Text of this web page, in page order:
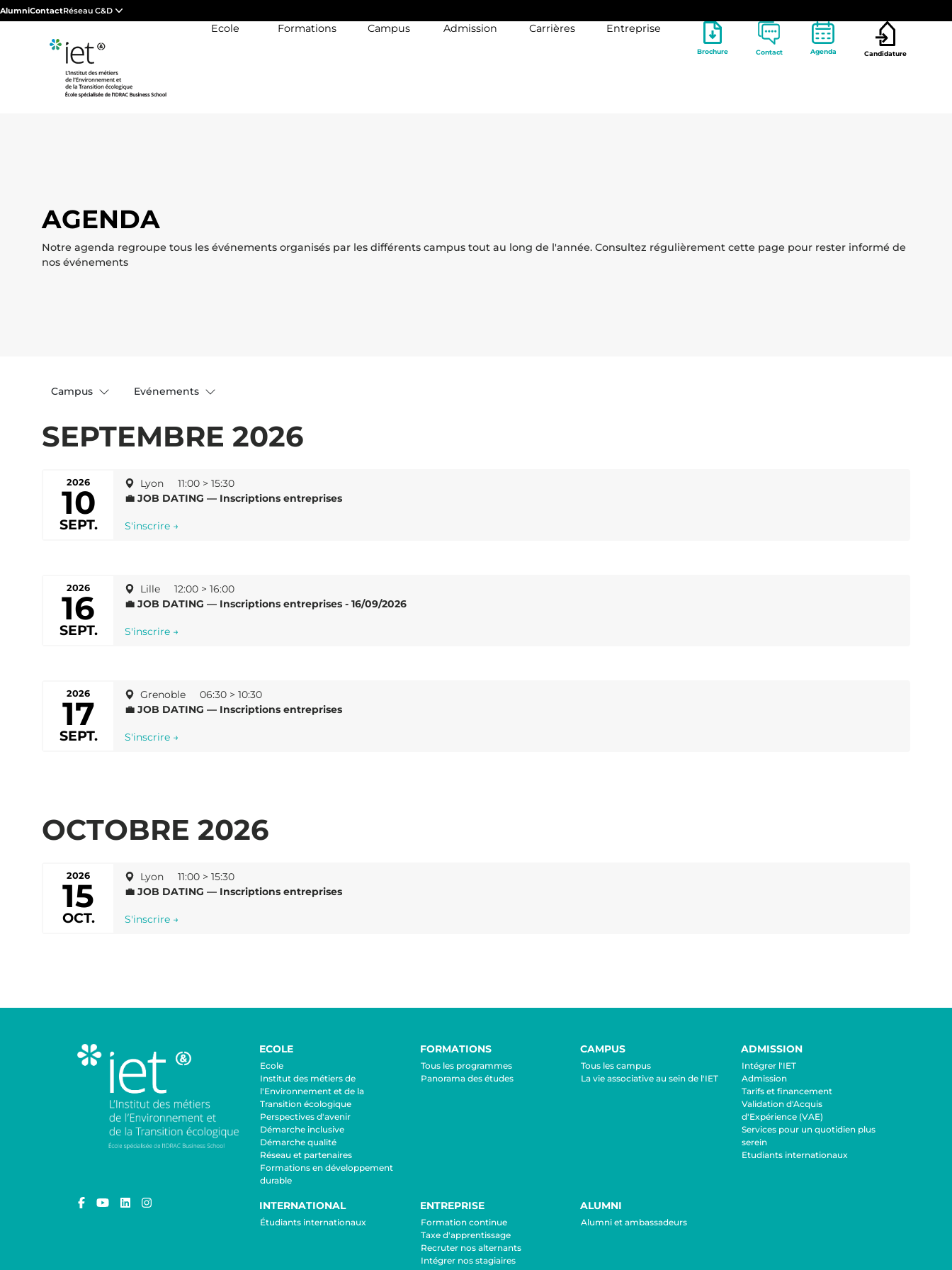
AlumniContactRéseau C&D
Ecole Formations Campus Admission Carrières Entreprise
Brochure Contact Agenda Candidature
AGENDA
Notre agenda regroupe tous les événements organisés par les différents campus tout au long de l'année. Consultez régulièrement cette page pour rester informé de
nos événements
Campus Evénements
SEPTEMBRE 2026
2026
10
SEPT.
Lyon
11:00 > 15:30
💼 JOB DATING — Inscriptions entreprises
S'inscrire →
2026
16
SEPT.
Lille
12:00 > 16:00
💼 JOB DATING — Inscriptions entreprises - 16/09/2026
S'inscrire →
2026
17
SEPT.
Grenoble
06:30 > 10:30
💼 JOB DATING — Inscriptions entreprises
S'inscrire →
OCTOBRE 2026
2026
15
OCT.
Lyon
11:00 > 15:30
💼 JOB DATING — Inscriptions entreprises
S'inscrire →
ECOLE
Ecole
Institut des métiers de
l'Environnement et de la
Transition écologique
Perspectives d'avenir
Démarche inclusive
Démarche qualité
Réseau et partenaires
Formations en développement
durable
FORMATIONS
Tous les programmes
Panorama des études
CAMPUS
Tous les campus
La vie associative au sein de l'IET
ADMISSION
Intégrer l'IET
Admission
Tarifs et financement
Validation d'Acquis
d'Expérience (VAE)
Services pour un quotidien plus
serein
Etudiants internationaux
INTERNATIONAL
Étudiants internationaux
ENTREPRISE
Formation continue
Taxe d'apprentissage
Recruter nos alternants
Intégrer nos stagiaires
ALUMNI
Alumni et ambassadeurs